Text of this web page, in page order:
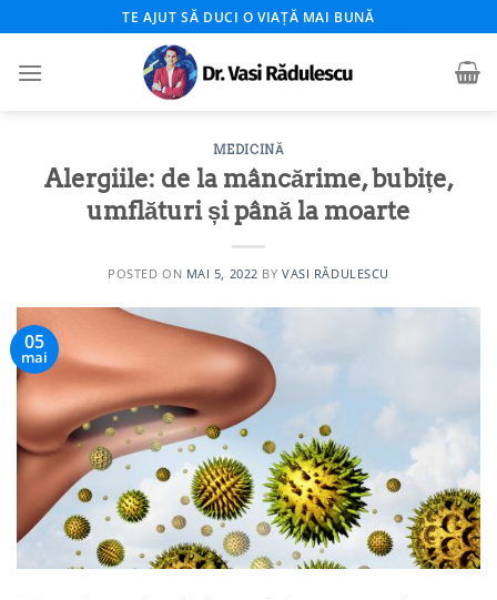
to
content
TE AJUT SĂ DUCI O VIAȚĂ MAI BUNĂ
MEDICINĂ
Alergiile: de la mâncărime, bubițe,
umflături și până la moarte
POSTED ON MAI 5, 2022 BYVASI RĂDULESCU
05
mai